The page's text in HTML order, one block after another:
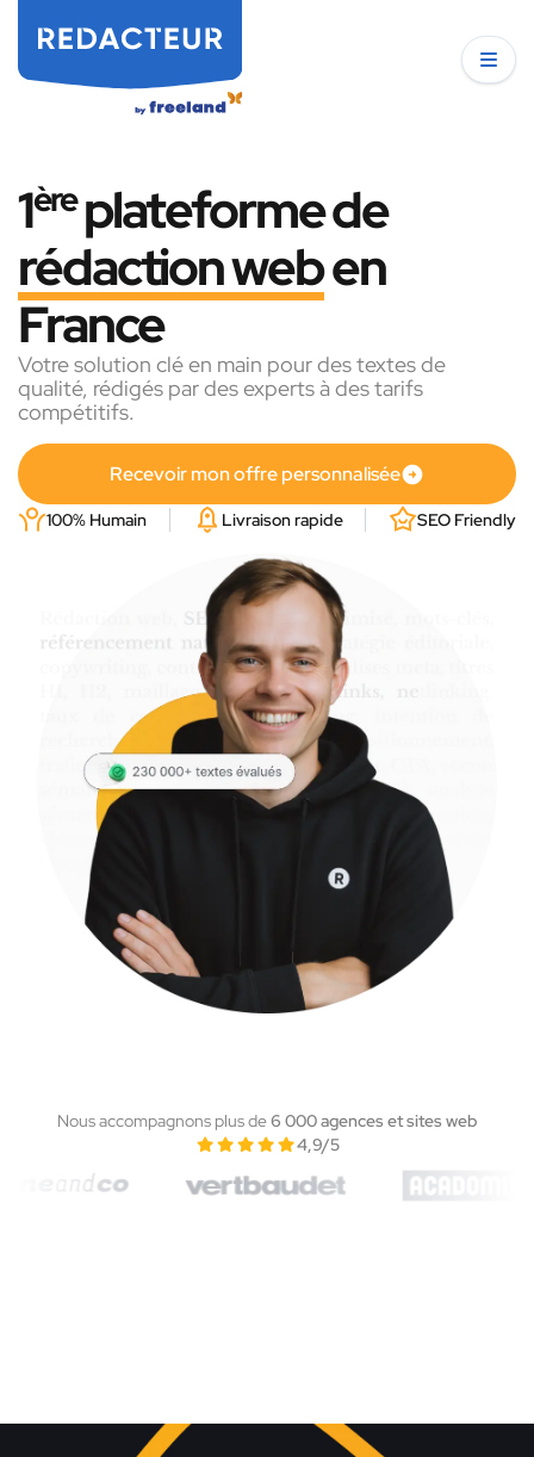
1èreplateforme de
rédaction weben
France
Votre solution clé en main pour des textes de
qualité, rédigés par des experts à des tarifs
compétitifs.
Recevoir mon offre personnalisée
100% Humain Livraison rapide SEO Friendly
Nous accompagnons plus de6 000 agences et sites web
4,9/5